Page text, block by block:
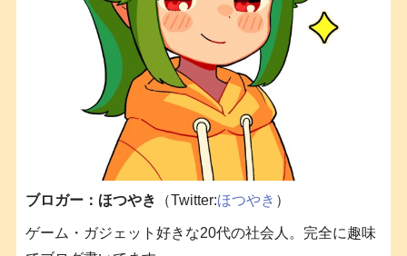
ブロガー：ほつやき （Twitter:ほつやき ）
ゲーム・ガジェット好きな20代の社会人。完全に趣味